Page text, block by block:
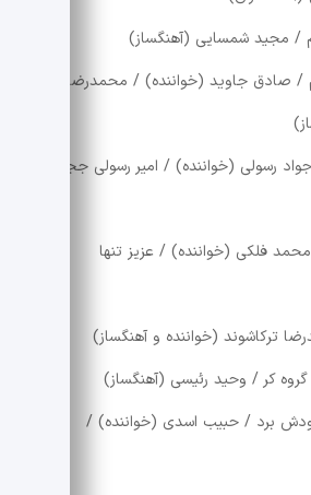
/ مجید شمسایی (آهنگساز)
/ صادق جاوید (خواننده) / محمدرضا
رسولی (خواننده) / امیر رسولی ججین
فلکی (خواننده) / عزیز تنها
ترکاشوند (خواننده و آهنگساز)
کر / وحید رئیسی (آهنگساز)
برد / حبیب اسدی (خواننده) /